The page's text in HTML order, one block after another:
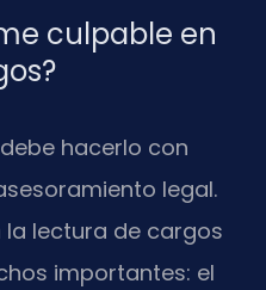
culpable en
hacerlo con
legal.
la lectura de cargos
importantes: el